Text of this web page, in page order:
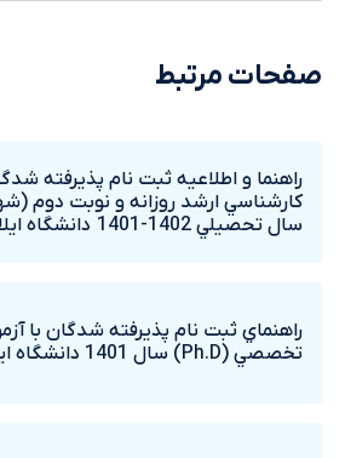
صفحات مرتبط
راهنما و اطلاعيه ثبت نام پذيرفته
کارشناسي ارشد روزانه و نوبت دوم
سال تحصيلي 1402-1401 دانشگاه ايلام
راهنماي ثبت نام پذيرفته شدگان با
تخصصي (Ph.D) سال 1401 دانشگاه ايلام